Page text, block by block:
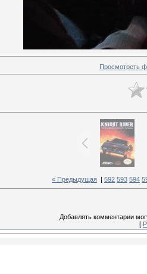
Просмотреть
« Предыдущая 592 593 594
Добавлять комментарии
[